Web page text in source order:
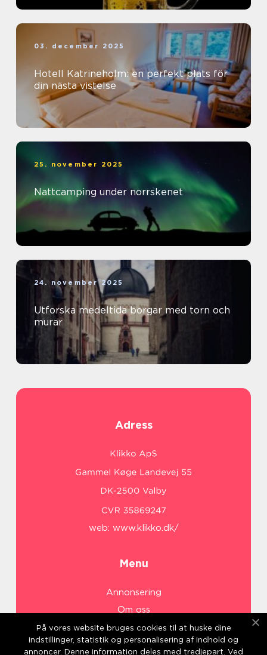
03. december 2025
Hotell Katrineholm: en perfekt plats för
din nästa vistelse
25. november 2025
Nattcamping under norrskenet
24. november 2025
Utforska medeltida borgar med torn och
murar
Adress
web: www.klikko.dk/
Menu
Annonsering
Om oss
Cookies
Kontakta oss
På vores website bruges cookies til at huske dine
indstillinger, statistik og personalisering af indhold og
annoncer. Denne information deles med tredjepart. Ved